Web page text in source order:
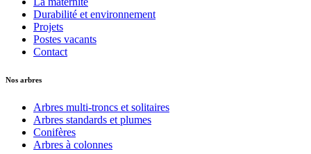
Durabilité et environnement
Projets
Postes vacants
Contact
Nos arbres
Arbres multi-troncs et solitaires
Arbres standards et plumes
Conifères
Arbres à colonnes